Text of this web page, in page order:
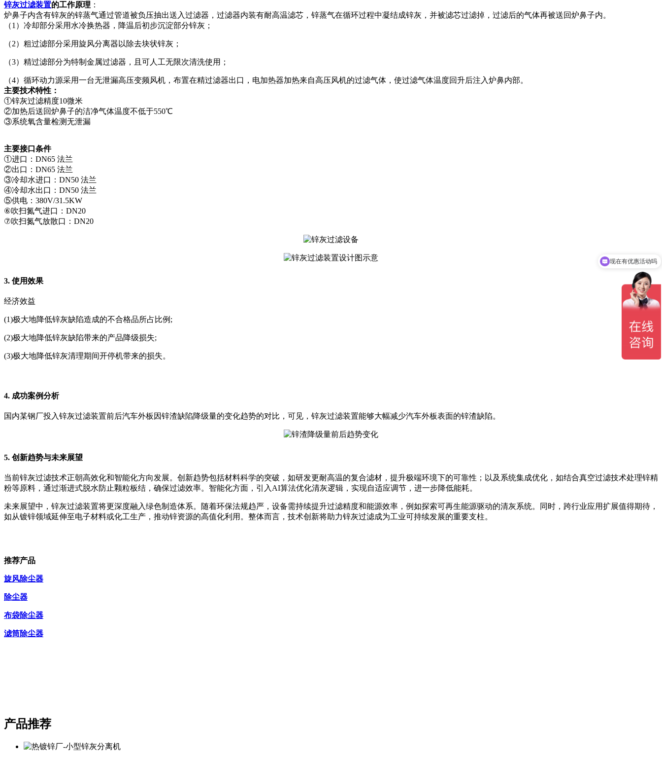
锌灰过滤装置的工作原理 ：
炉鼻子内含有锌灰的锌蒸气通过管道被负压抽出送入过滤器，过滤器内装有耐高温滤芯，锌蒸气在循环过程中凝结成锌灰，并被滤芯过滤掉，过滤后的气体再被送回炉鼻子内。
（1）冷却部分采用水冷换热器，降温后初步沉淀部分锌灰；
（2）粗过滤部分采用旋风分离器以除去块状锌灰；
（3）精过滤部分为特制金属过滤器，且可人工无限次清洗使用；
（4）循环动力源采用一台无泄漏高压变频风机，布置在精过滤器出口，电加热器加热来自高压风机的过滤气体，使过滤气体温度回升后注入炉鼻内部。
主要技术特性：
①锌灰过滤精度10微米
②加热后送回炉鼻子的洁净气体温度不低于550℃
③系统氧含量检测无泄漏
主要接口条件
①进口：DN65 法兰
②出口：DN65 法兰
③冷却水进口：DN50 法兰
④冷却水出口：DN50 法兰
⑤供电：380V/31.5KW
⑥吹扫氮气进口：DN20
⑦吹扫氮气放散口：DN20
3. 使用效果
经济效益
(1)极大地降低锌灰缺陷造成的不合格品所占比例;
(2)极大地降低锌灰缺陷带来的产品降级损失;
(3)极大地降低锌灰清理期间开停机带来的损失。
4. 成功案例分析
国内某钢厂投入锌灰过滤装置前后汽车外板因锌渣缺陷降级量的变化趋势的对比，可见，锌灰过滤装置能够大幅减少汽车外板表面的锌渣缺陷。
5. 创新趋势与未来展望
当前锌灰过滤技术正朝高效化和智能化方向发展。创新趋势包括材料科学的突破，如研发更耐高温的复合滤材，提升极端环境下的可靠性；以及系统集成优化，如结合真空过滤技术处理锌精
粉等原料，通过渐进式脱水防止颗粒板结，确保过滤效率。智能化方面，引入AI算法优化清灰逻辑，实现自适应调节，进一步降低能耗。
未来展望中，锌灰过滤装置将更深度融入绿色制造体系。随着环保法规趋严，设备需持续提升过滤精度和能源效率，例如探索可再生能源驱动的清灰系统。同时，跨行业应用扩展值得期待，
如从镀锌领域延伸至电子材料或化工生产，推动锌资源的高值化利用。整体而言，技术创新将助力锌灰过滤成为工业可持续发展的重要支柱。
推荐产品
旋风除尘器
除尘器
布袋除尘器
滤筒除尘器
产品推荐
现在有优惠活动吗